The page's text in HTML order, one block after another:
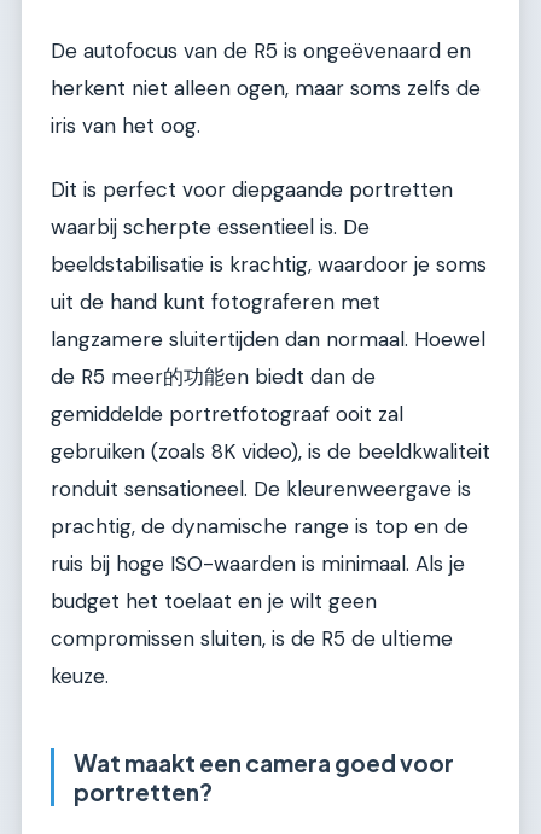
De autofocus van de R5 is ongeëvenaard en
herkent niet alleen ogen, maar soms zelfs de
iris van het oog.
Dit is perfect voor diepgaande portretten
waarbij scherpte essentieel is. De
beeldstabilisatie is krachtig, waardoor je soms
uit de hand kunt fotograferen met
langzamere sluitertijden dan normaal. Hoewel
de R5 meer的功能en biedt dan de
gemiddelde portretfotograaf ooit zal
gebruiken (zoals 8K video), is de beeldkwaliteit
ronduit sensationeel. De kleurenweergave is
prachtig, de dynamische range is top en de
ruis bij hoge ISO-waarden is minimaal. Als je
budget het toelaat en je wilt geen
compromissen sluiten, is de R5 de ultieme
keuze.
Wat maakt een camera goed voor
portretten?